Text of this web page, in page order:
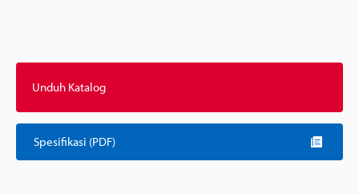
Unduh Katalog
Spesifikasi (PDF)